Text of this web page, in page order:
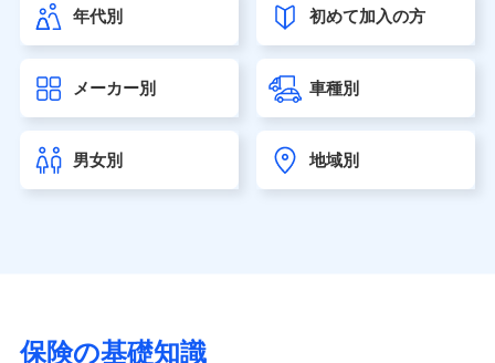
第一ネオ生命保険株式会社（https://neofirst.co.jp/）
大樹生命保険株式会社（https://www.taiju-life.co.jp）
seimei.co.jp）
チューリッヒ生命保険株式会社
東京海上日動あんしん生命保険株式会社
（https://www.tmn-anshin.co.jp/）
マニュライフ生命保険株式会社
年代別 初めて加入の方
メーカー別 車種別
男女別 地域別
保険の基礎知識